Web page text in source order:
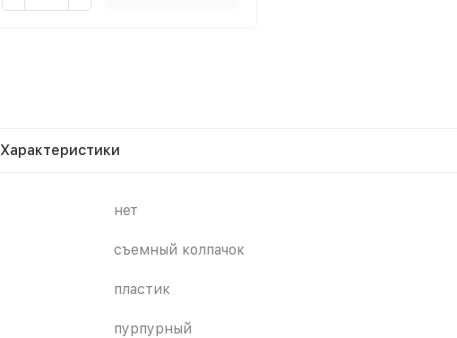
Характеристики
нет
съемный колпачок
пластик
пурпурный